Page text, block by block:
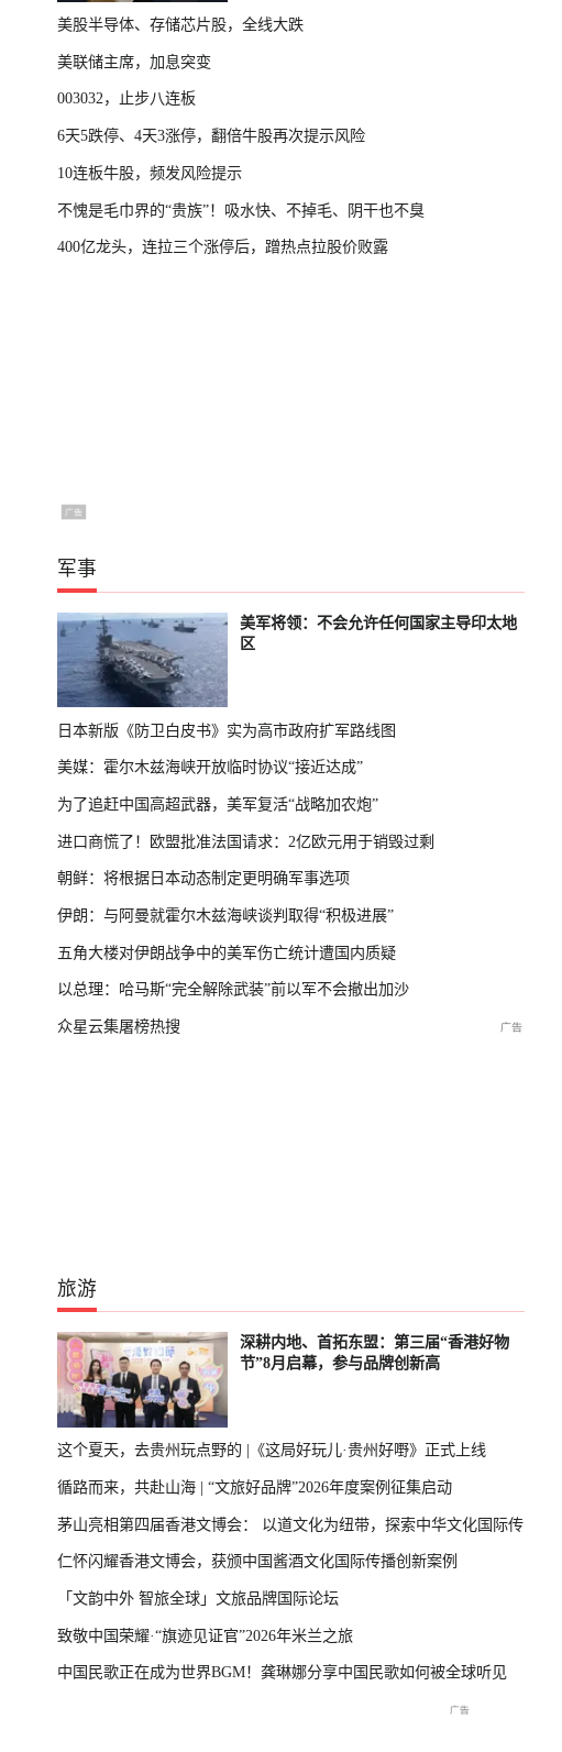
美股半导体、存储芯片股，全线大跌
美联储主席，加息突变
003032，止步八连板
6天5跌停、4天3涨停，翻倍牛股再次提示风险
10连板牛股，频发风险提示
不愧是毛巾界的“贵族”！吸水快、不掉毛、阴干也不臭
400亿龙头，连拉三个涨停后，蹭热点拉股价败露
军事
美军将领：不会允许任何国家主导印太地
区
日本新版《防卫白皮书》实为高市政府扩军路线图
美媒：霍尔木兹海峡开放临时协议“接近达成”
为了追赶中国高超武器，美军复活“战略加农炮”
进口商慌了！欧盟批准法国请求：2亿欧元用于销毁过剩
朝鲜：将根据日本动态制定更明确军事选项
伊朗：与阿曼就霍尔木兹海峡谈判取得“积极进展”
五角大楼对伊朗战争中的美军伤亡统计遭国内质疑
以总理：哈马斯“完全解除武装”前以军不会撤出加沙
众星云集屠榜热搜
旅游
深耕内地、首拓东盟：第三届“香港好物
节”8月启幕，参与品牌创新高
这个夏天，去贵州玩点野的 |《这局好玩儿·贵州好嘢》正式上线
循路而来，共赴山海 | “文旅好品牌”2026年度案例征集启动
茅山亮相第四届香港文博会： 以道文化为纽带，探索中华文化国际传
播新表达
仁怀闪耀香港文博会，获颁中国酱酒文化国际传播创新案例
「文韵中外 智旅全球」文旅品牌国际论坛
致敬中国荣耀·“旗迹见证官”2026年米兰之旅
中国民歌正在成为世界BGM！龚琳娜分享中国民歌如何被全球听见